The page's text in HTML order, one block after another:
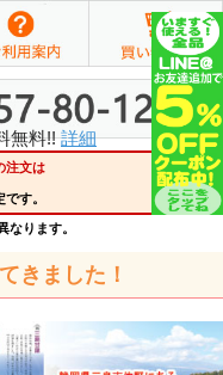
無料!!詳細
きました！